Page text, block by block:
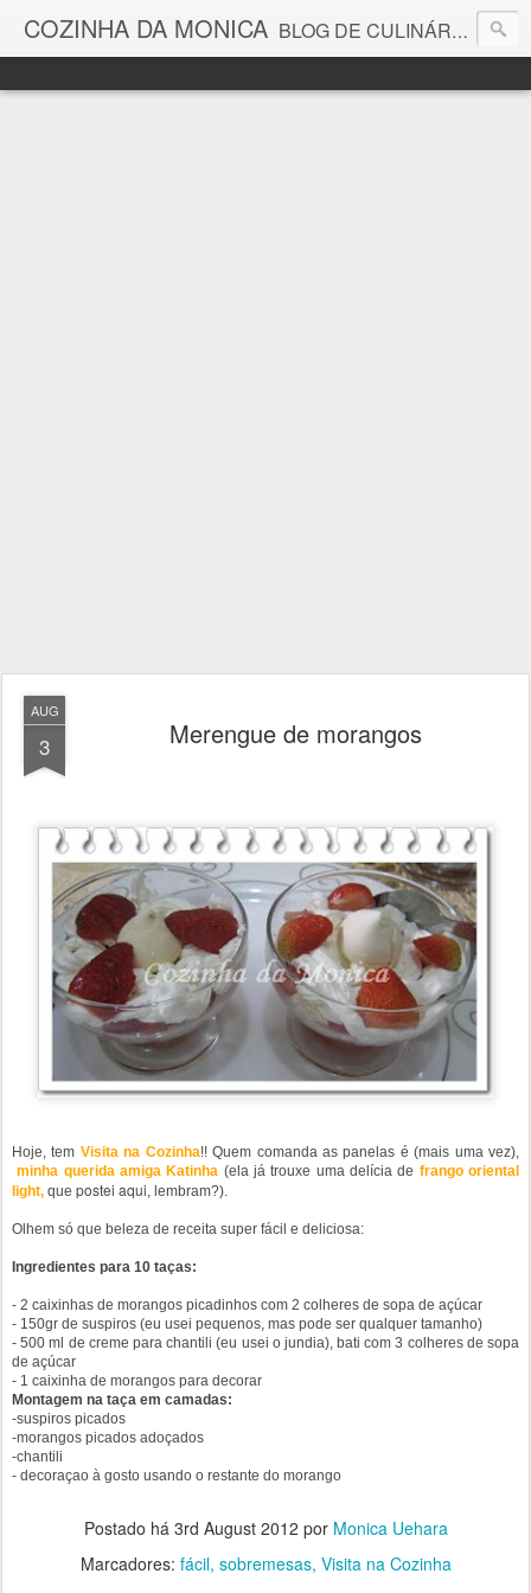
COZINHA DA MONICA BLOG DE CULINÁRIA E GASTRONOMIA COM RECEITAS, DICAS, CURIOSIDADES GASTRONÔMICAS E MUITO MAIS.
AUG
3 Merengue de morangos
Hoje, tem Visita na Cozinha!! Quem comanda as panelas é (mais uma vez),
minha querida amiga Katinha (ela já trouxe uma delícia de frango oriental
light, que postei aqui , lembram?).
Olhem só que beleza de receita super fácil e deliciosa:
Ingredientes para 10 taças:
- 2 caixinhas de morangos picadinhos com 2 colheres de sopa de açúcar
- 150gr de suspiros (eu usei pequenos, mas pode ser qualquer tamanho)
- 500 ml de creme para chantili (eu usei o jundia), bati com 3 colheres de sopa
de açúcar
- 1 caixinha de morangos para decorar
Montagem na taça em camadas:
-suspiros picados
-morangos picados adoçados
-chantili
- decoraçao à gosto usando o restante do morango
Postado há 3rd August 2012 por Monica Uehara
Marcadores: fácil sobremesas Visita na Cozinha